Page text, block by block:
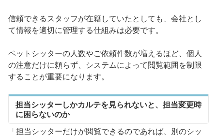
信頼できるスタッフが在籍していたとしても、会社とし
て情報を適切に管理する仕組みは必要です。
ペットシッターの人数やご依頼件数が増えるほど、個人
の注意だけに頼らず、システムによって閲覧範囲を制限
することが重要になります。
担当シッターしかカルテを見られないと、担当変更時
に困らないのか
「担当シッターだけが閲覧できるのであれば、別のシッ